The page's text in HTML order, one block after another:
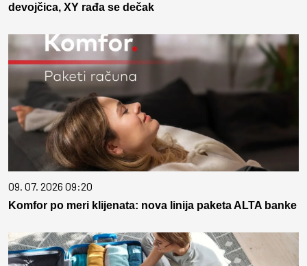
devojčica, XY rađa se dečak
09. 07. 2026 09:20
Komfor po meri klijenata: nova linija paketa ALTA banke